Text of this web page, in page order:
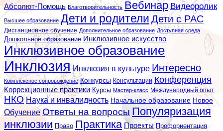
Абсолют-Помощь Благотворительность Вебинар Видеоролик
Высшее образование Дети и родители Дети с РАС
Дистанционное обучение Дополнительное образование Доступная среда
Дошкольное образование Инклюзивное искусство
Инклюзивное образование
Инклюзия Инклюзия в культуре Интересно
Комплексное сопровождение Конкурсы Консультации Конференция
Коррекционные практики Курсы Мастер-класс Международный опыт
НКО Наука и инвалидность Начальное образование Новое
Обучение Ответы на вопросы Популяризация
инклюзии Право Практика Проекты Профориентация